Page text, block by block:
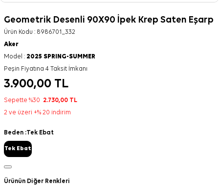
Geometrik Desenli 90X90 İpek Krep Saten Eşarp
Ürün Kodu : 8986701_332
Aker
Model : 2025 SPRING-SUMMER
Peşin Fiyatına 4 Taksit İmkanı
3.900,00 TL
Sepette %30 2.730,00 TL
2 ve üzeri +% 20 indirim
Beden :Tek Ebat
Tek Ebat
Ürünün Diğer Renkleri